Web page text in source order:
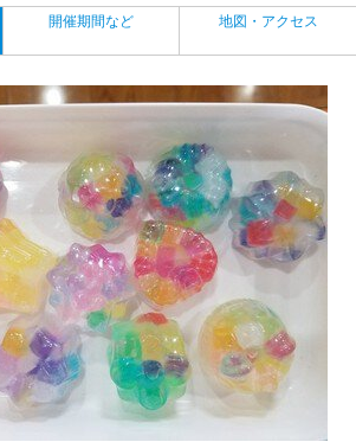
開催期間など 地図・アクセス